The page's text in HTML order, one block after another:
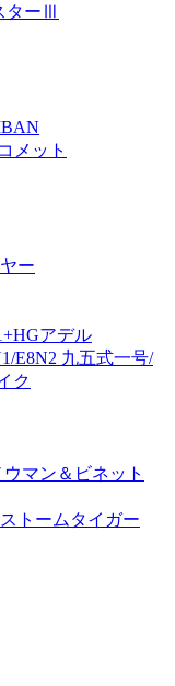
ターⅢ
メット
ー
アデル
E8N2 九五式一号/
ク
マン＆ビネット
トームタイガー